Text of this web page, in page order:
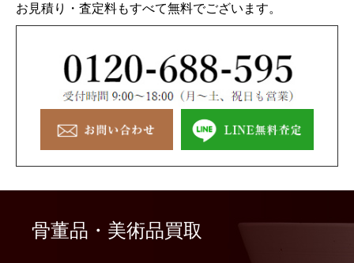
お見積り・査定料もすべて無料でございます。
骨董品・美術品買取